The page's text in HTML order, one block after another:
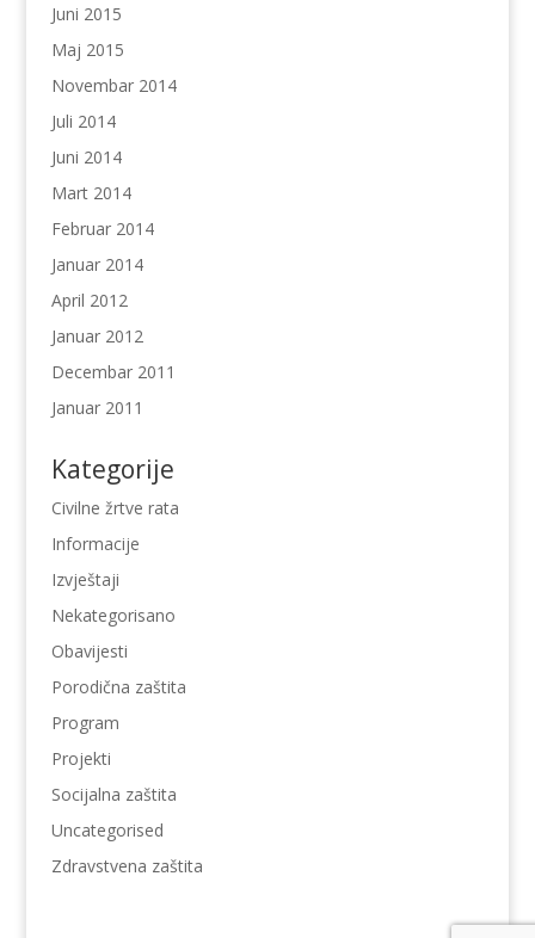
Juni 2015
Maj 2015
Novembar 2014
Juli 2014
Juni 2014
Mart 2014
Februar 2014
Januar 2014
April 2012
Januar 2012
Decembar 2011
Januar 2011
Kategorije
Civilne žrtve rata
Informacije
Izvještaji
Nekategorisano
Obavijesti
Porodična zaštita
Program
Projekti
Socijalna zaštita
Uncategorised
Zdravstvena zaštita